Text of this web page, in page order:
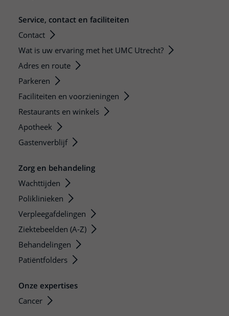
Service, contact en faciliteiten
Contact
Wat is uw ervaring met het UMC Utrecht?
Adres en route
Parkeren
Faciliteiten en voorzieningen
Restaurants en winkels
Apotheek
Gastenverblijf
Zorg en behandeling
Wachttijden
Poliklinieken
Verpleegafdelingen
Ziektebeelden (A-Z)
Behandelingen
Patiëntfolders
Onze expertises
Cancer